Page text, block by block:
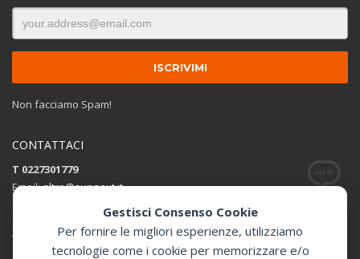
Gestisci Consenso Cookie
Per fornire le migliori esperienze, utilizziamo
tecnologie come i cookie per memorizzare e/o
Non facciamo Spam!
CONTATTACI
T 0227301779
Email:altro@sunnext.it
Via Perugino 44 , 20093 Cologno Monzese (MI)